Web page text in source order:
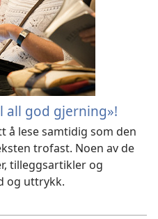
all god gjerning»!
å lese samtidig som den
trofast. Noen av de
tilleggsartikler og
og uttrykk.